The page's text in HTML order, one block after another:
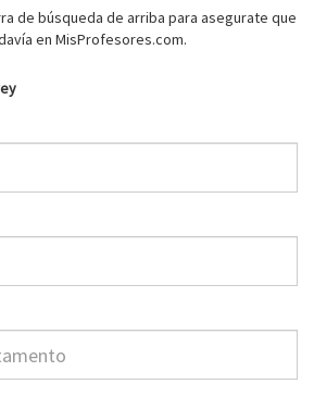
de búsqueda de arriba para asegurate que
en MisProfesores.com.